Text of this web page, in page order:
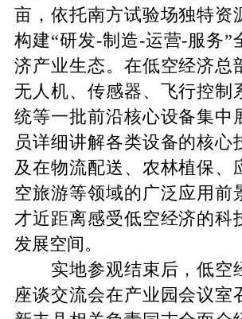
亩，依托南方试验场独特资
构建“研发-制造-运营-服务”
济产业生态。在低空经济总
无人机、传感器、飞行控制
统等一批前沿核心设备集中
员详细讲解各类设备的核心
及在物流配送、农林植保、
空旅游等领域的广泛应用前
才近距离感受低空经济的科
发展空间。
实地参观结束后，低空
座谈交流会在产业园会议室